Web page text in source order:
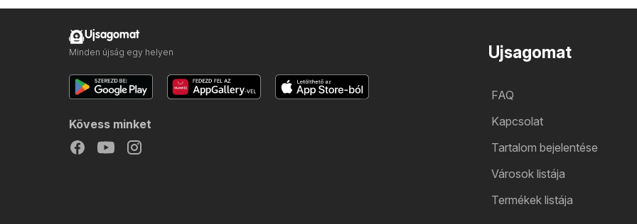
Ujsagomat
FAQ
Kapcsolat
Tartalom bejelentése
Városok listája
Termékek listája
Ujsagomat
Minden újság egy helyen
Kövess minket